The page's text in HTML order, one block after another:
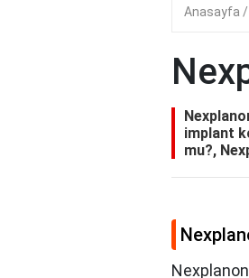
Anasayfa
implant
mu?,